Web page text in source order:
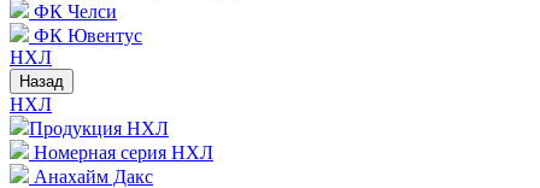
ФК Челси
ФК Ювентус
НХЛ
Назад
НХЛ
Продукция НХЛ
Номерная серия НХЛ
Анахайм Дакс